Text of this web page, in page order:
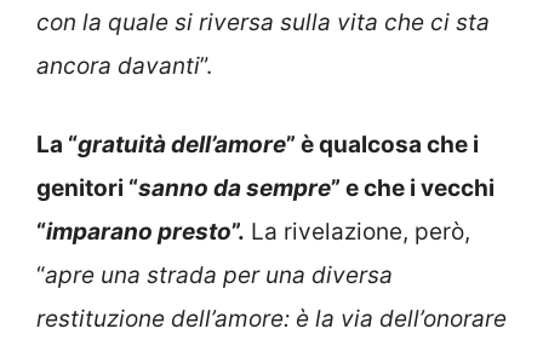
con la quale si riversa sulla vita che ci sta
ancora davanti”.
La “gratuità dell’amore” è qualcosa che i
genitori “sanno da sempre” e che i vecchi
“imparano presto”. La rivelazione, però,
“apre una strada per una diversa
restituzione dell’amore: è la via dell’onorare